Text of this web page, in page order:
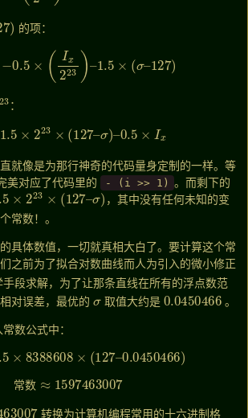
的项：
Ix 2 23
23
：
≈1.5 223 127– – 0.5×
就像是为那行神奇的代码量身定制的一样。等
美对应了代码里的 - (i >> 1)
。而剩下的
×223× (127–σ)
，其中没有任何未知的变
常数！ 。
具体数值，一切就真相大白了。要计算这个常
之前为了拟合对数曲线而人为引入的微小修正
段求解，为了让那条直线在所有的浮点数范
对误差，最优的
σ
取值大约是
0.0450466
。
数公式中：
×8388608×(127–0.0450466)
数
常数 ≈1597463007
转换为计算机编程常用的十六进制格